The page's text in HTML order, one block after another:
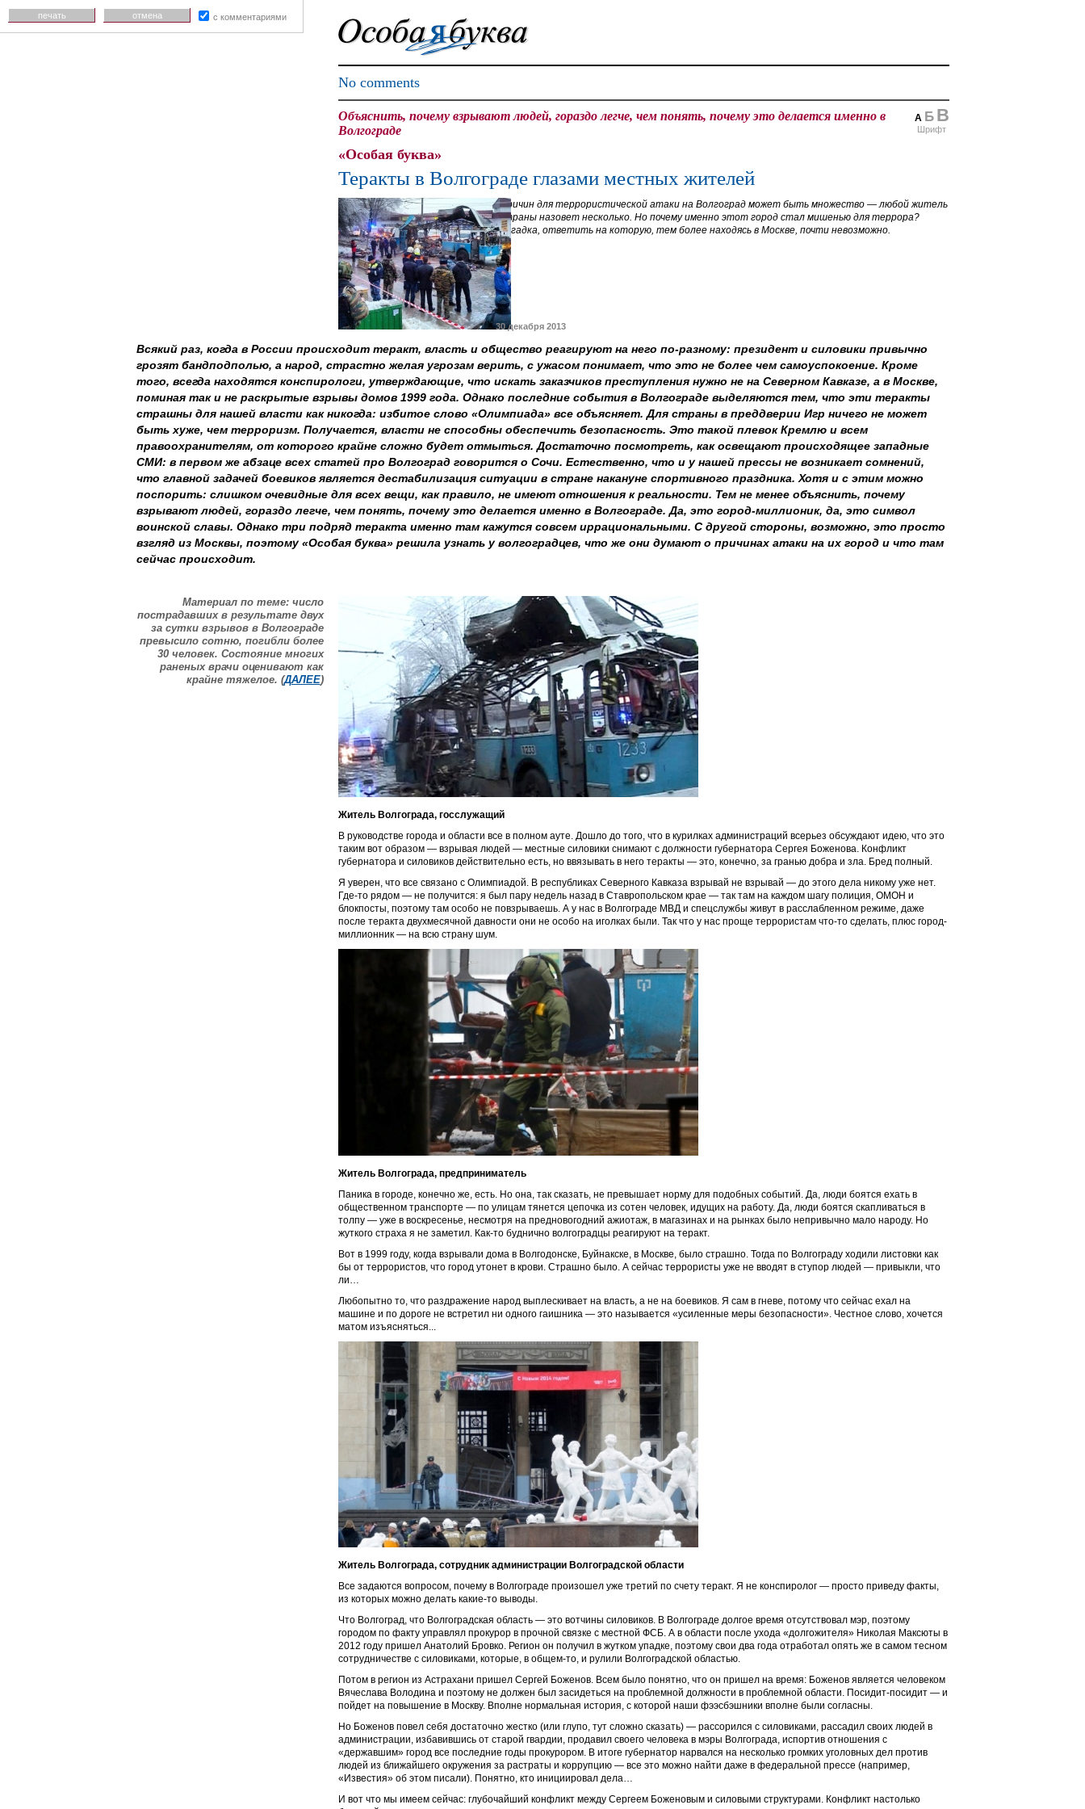
No comments
А Б В
Шрифт
Объяснить, почему взрывают людей, гораздо легче, чем понять, почему это делается именно в
Волгограде
«Особая буква»
Теракты в Волгограде глазами местных жителей
Причин для террористической атаки на Волгоград может быть множество — любой житель
страны назовет несколько. Но почему именно этот город стал мишенью для террора?
Загадка, ответить на которую, тем более находясь в Москве, почти невозможно.
30 декабря 2013
Всякий раз, когда в России происходит теракт, власть и общество реагируют на него по-разному: президент и силовики привычно
грозят бандподполью, а народ, страстно желая угрозам верить, с ужасом понимает, что это не более чем самоуспокоение. Кроме
того, всегда находятся конспирологи, утверждающие, что искать заказчиков преступления нужно не на Северном Кавказе, а в Москве,
поминая так и не раскрытые взрывы домов 1999 года. Однако последние события в Волгограде выделяются тем, что эти теракты
страшны для нашей власти как никогда: избитое слово «Олимпиада» все объясняет. Для страны в преддверии Игр ничего не может
быть хуже, чем терроризм. Получается, власти не способны обеспечить безопасность. Это такой плевок Кремлю и всем
правоохранителям, от которого крайне сложно будет отмыться. Достаточно посмотреть, как освещают происходящее западные
СМИ: в первом же абзаце всех статей про Волгоград говорится о Сочи. Естественно, что и у нашей прессы не возникает сомнений,
что главной задачей боевиков является дестабилизация ситуации в стране накануне спортивного праздника. Хотя и с этим можно
поспорить: слишком очевидные для всех вещи, как правило, не имеют отношения к реальности. Тем не менее объяснить, почему
взрывают людей, гораздо легче, чем понять, почему это делается именно в Волгограде. Да, это город-миллионик, да, это символ
воинской славы. Однако три подряд теракта именно там кажутся совсем иррациональными. С другой стороны, возможно, это просто
взгляд из Москвы, поэтому «Особая буква» решила узнать у волгоградцев, что же они думают о причинах атаки на их город и что там
сейчас происходит.
Материал по теме: число
пострадавших в результате двух
за сутки взрывов в Волгограде
превысило сотню, погибли более
30 человек. Состояние многих
раненых врачи оценивают как
крайне тяжелое. (ДАЛЕЕ)
Житель Волгограда, госслужащий
В руководстве города и области все в полном ауте. Дошло до того, что в курилках администраций всерьез обсуждают идею, что это
таким вот образом — взрывая людей — местные силовики снимают с должности губернатора Сергея Боженова. Конфликт
губернатора и силовиков действительно есть, но ввязывать в него теракты — это, конечно, за гранью добра и зла. Бред полный.
Я уверен, что все связано с Олимпиадой. В республиках Северного Кавказа взрывай не взрывай — до этого дела никому уже нет.
Где-то рядом — не получится: я был пару недель назад в Ставропольском крае — так там на каждом шагу полиция, ОМОН и
блокпосты, поэтому там особо не повзрываешь. А у нас в Волгограде МВД и спецслужбы живут в расслабленном режиме, даже
после теракта двухмесячной давности они не особо на иголках были. Так что у нас проще террористам что-то сделать, плюс город-
миллионник — на всю страну шум.
Житель Волгограда, предприниматель
Паника в городе, конечно же, есть. Но она, так сказать, не превышает норму для подобных событий. Да, люди боятся ехать в
общественном транспорте — по улицам тянется цепочка из сотен человек, идущих на работу. Да, люди боятся скапливаться в
толпу — уже в воскресенье, несмотря на предновогодний ажиотаж, в магазинах и на рынках было непривычно мало народу. Но
жуткого страха я не заметил. Как-то буднично волгоградцы реагируют на теракт.
Вот в 1999 году, когда взрывали дома в Волгодонске, Буйнакске, в Москве, было страшно. Тогда по Волгограду ходили листовки как
бы от террористов, что город утонет в крови. Страшно было. А сейчас террористы уже не вводят в ступор людей — привыкли, что
ли…
Любопытно то, что раздражение народ выплескивает на власть, а не на боевиков. Я сам в гневе, потому что сейчас ехал на
машине и по дороге не встретил ни одного гаишника — это называется «усиленные меры безопасности». Честное слово, хочется
матом изъясняться...
Житель Волгограда, сотрудник администрации Волгоградской области
Все задаются вопросом, почему в Волгограде произошел уже третий по счету теракт. Я не конспиролог — просто приведу факты,
из которых можно делать какие-то выводы.
Что Волгоград, что Волгоградская область — это вотчины силовиков. В Волгограде долгое время отсутствовал мэр, поэтому
городом по факту управлял прокурор в прочной связке с местной ФСБ. А в области после ухода «долгожителя» Николая Максюты в
2012 году пришел Анатолий Бровко. Регион он получил в жутком упадке, поэтому свои два года отработал опять же в самом тесном
сотрудничестве с силовиками, которые, в общем-то, и рулили Волгоградской областью.
Потом в регион из Астрахани пришел Сергей Боженов. Всем было понятно, что он пришел на время: Боженов является человеком
Вячеслава Володина и поэтому не должен был засидеться на проблемной должности в проблемной области. Посидит-посидит — и
пойдет на повышение в Москву. Вполне нормальная история, с которой наши фээсбэшники вполне были согласны.
Но Боженов повел себя достаточно жестко (или глупо, тут сложно сказать) — рассорился с силовиками, рассадил своих людей в
администрации, избавившись от старой гвардии, продавил своего человека в мэры Волгограда, испортив отношения с
«державшим» город все последние годы прокурором. В итоге губернатор нарвался на несколько громких уголовных дел против
людей из ближайшего окружения за растраты и коррупцию — все это можно найти даже в федеральной прессе (например,
«Известия» об этом писали). Понятно, кто инициировал дела…
И вот что мы имеем сейчас: глубочайший конфликт между Сергеем Боженовым и силовыми структурами. Конфликт настолько
печать отмена с комментариями